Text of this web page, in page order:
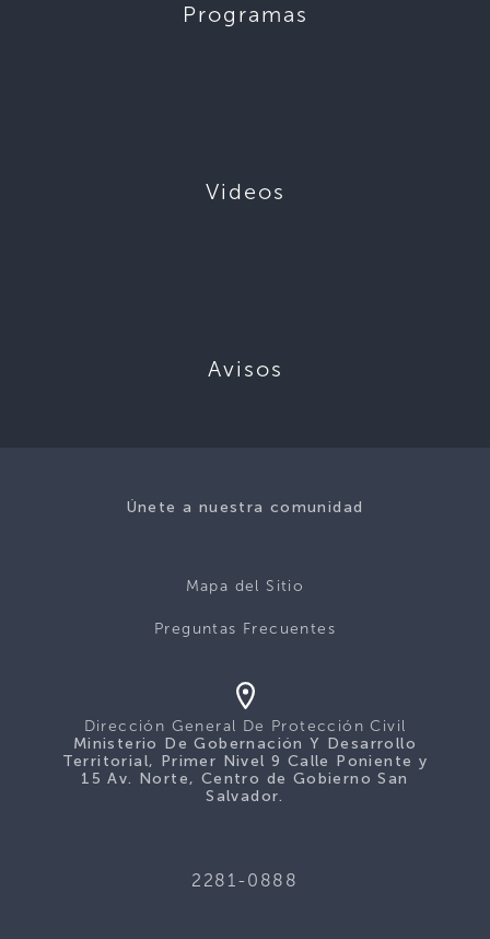
Programas
Videos
Avisos
Únete a nuestra comunidad
Mapa del Sitio
Preguntas Frecuentes
Dirección General De Protección Civil
Ministerio De Gobernación Y Desarrollo
Territorial, Primer Nivel 9 Calle Poniente y
15 Av. Norte, Centro de Gobierno San
Salvador.
2281-0888